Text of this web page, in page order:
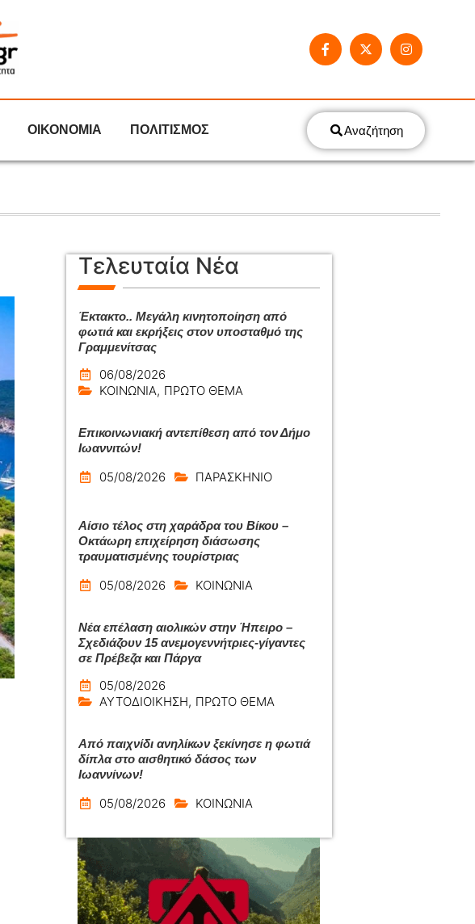
ΟΙΚΟΝΟΜΙΑ ΠΟΛΙΤΙΣΜΟΣ Αναζήτηση
Τελευταία Νέα
Έκτακτο.. Μεγάλη κινητοποίηση από
φωτιά και εκρήξεις στον υποσταθμό της
Γραμμενίτσας
06/08/2026
ΚΟΙΝΩΝΙΑ, ΠΡΩΤΟ ΘΕΜΑ
Επικοινωνιακή αντεπίθεση από τον Δήμο
Ιωαννιτών!
05/08/2026 ΠΑΡΑΣΚΗΝΙΟ
Αίσιο τέλος στη χαράδρα του Βίκου –
Οκτάωρη επιχείρηση διάσωσης
τραυματισμένης τουρίστριας
05/08/2026 ΚΟΙΝΩΝΙΑ
Νέα επέλαση αιολικών στην Ήπειρο –
Σχεδιάζουν 15 ανεμογεννήτριες-γίγαντες
σε Πρέβεζα και Πάργα
05/08/2026
ΑΥΤΟΔΙΟΙΚΗΣΗ, ΠΡΩΤΟ ΘΕΜΑ
Από παιχνίδι ανηλίκων ξεκίνησε η φωτιά
δίπλα στο αισθητικό δάσος των
Ιωαννίνων!
05/08/2026 ΚΟΙΝΩΝΙΑ